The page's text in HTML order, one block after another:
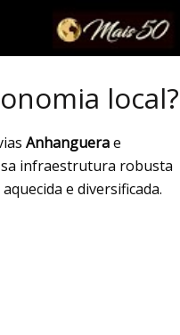
local?
Anhanguerae
infraestrutura robusta
e diversificada.